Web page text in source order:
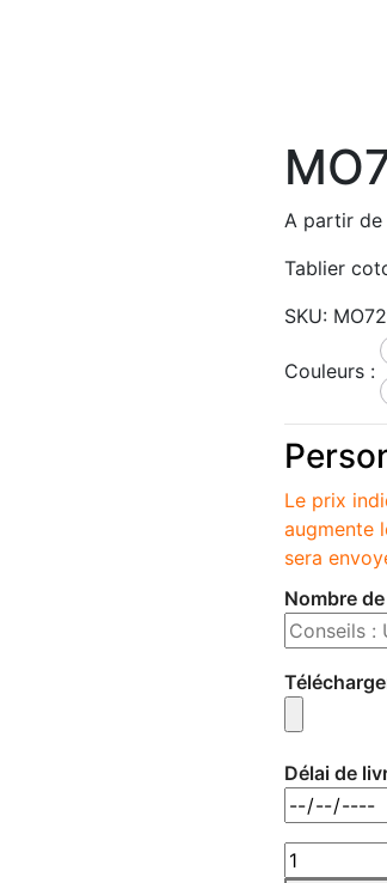
A partir de
Tablier
SKU:
Couleurs :
Le prix
augmente
sera
Nombre
Délai de